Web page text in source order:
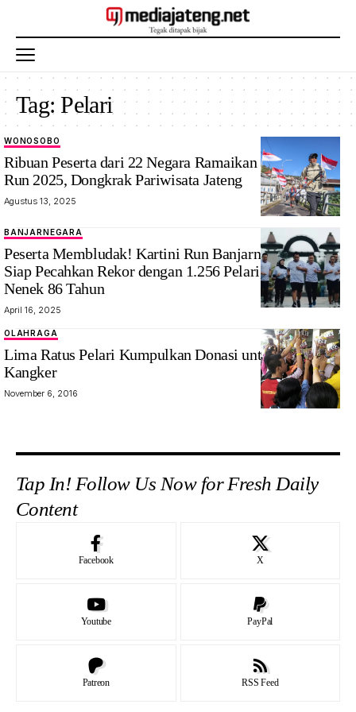
Tag:Pelari
WONOSOBO
Ribuan Peserta dari 22 Negara Ramaikan Dieng Trail
Run 2025, Dongkrak Pariwisata Jateng
Agustus 13, 2025
BANJARNEGARA
Peserta Membludak! Kartini Run Banjarnegara 2025
Siap Pecahkan Rekor dengan 1.256 Pelari, Termasuk
Nenek 86 Tahun
April 16, 2025
OLAHRAGA
Lima Ratus Pelari Kumpulkan Donasi untuk Penderita
Kangker
November 6, 2016
Tap In! Follow Us Now for Fresh Daily
Content
Facebook X
Youtube PayPal
Patreon RSS Feed